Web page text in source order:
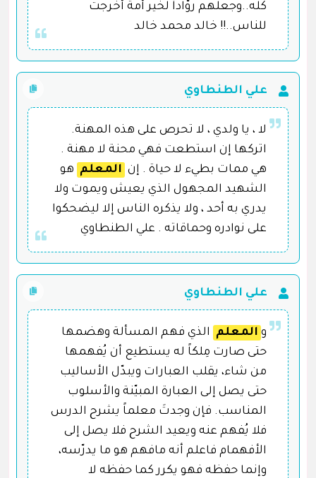
كله..وجعلهم روّاداً لخير أمة أخرجت
للناس..!! خالد محمد خالد
علي الطنطاوي
لا ، يا ولدي ، لا تحرص على هذه المهنة.
اتركها إن استطعت فهي محنة لا مهنة .
هي ممات بطيء لا حياة . إن المعلم هو
الشهيد المجهول الذي يعيش ويموت ولا
يدري به أحد ، ولا يذكره الناس إلا ليضحكوا
على نوادره وحماقاته . علي الطنطاوي
علي الطنطاوي
و المعلم
الذي فهم المسألة وهضمها
حتى صارت مِلكاً له يستطيع أن يُفهمها
من شاء، يقلب العبارات ويبدّل الأساليب
حتى يصل إلى العبارة المبيّنة والأسلوب
المناسب. فإن وجدتَ معلماً يشرح الدرس
فلا يُفهم عنه ويعيد الشرح فلا يصل إلى
الأفهمام فاعلم أنه مافهم هو ما يدرّسه،
وإنما حفظه فهو يكرر كما حفظه لا